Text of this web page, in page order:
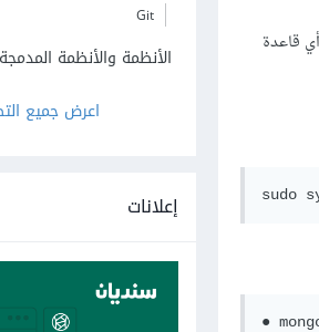
قاعدة
●
Git
الأنظمة والأنظمة المدمجة
اعرض جميع
إعلانات